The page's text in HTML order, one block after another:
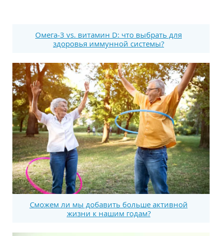
Омега-3 vs. витамин D: что выбрать для
здоровья иммунной системы?
Сможем ли мы добавить больше активной
жизни к нашим годам?